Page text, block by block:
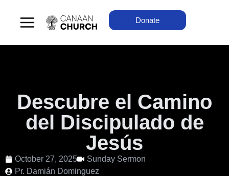
Donate
Descubre el Camino
del Discipulado de
Jesús
October 27, 2025
Sunday Sermon
Pr. Damián Dominguez